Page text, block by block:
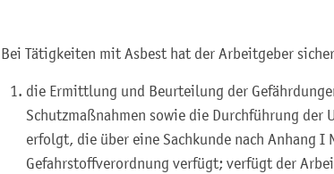
Bei Tätigkeiten mit Asbest hat der Arbeitgeber
die Ermittlung und Beurteilung der
Schutzmaßnahmen sowie die Durchführung der
erfolgt, die über eine Sachkunde nach Anhang I
Gefahrstoffverordnung verfügt; verfügt der